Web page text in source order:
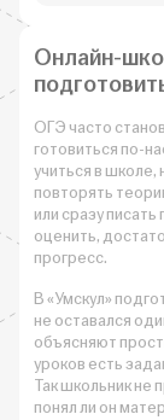
Онлайн-
ОГЭ часто
готовиться по-
учиться в школе,
повторять
или сразу
оценить,
прогресс.
В «Умскул»
не оставался
объясняют
уроков есть
Так школьник не
понял ли он